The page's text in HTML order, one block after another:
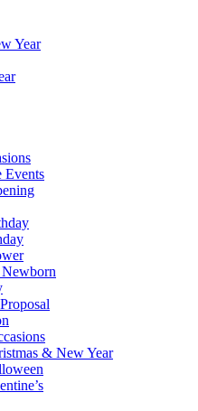
Year
Events
& New Year